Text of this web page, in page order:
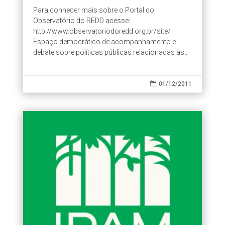
Para conhecer mais sobre o Portal do
Observatório do REDD acesse:
http://www.observatoriodoredd.org.br/site/
Espaço democrático de acompanhamento e
debate sobre políticas públicas relacionadas às
 01/12/2011